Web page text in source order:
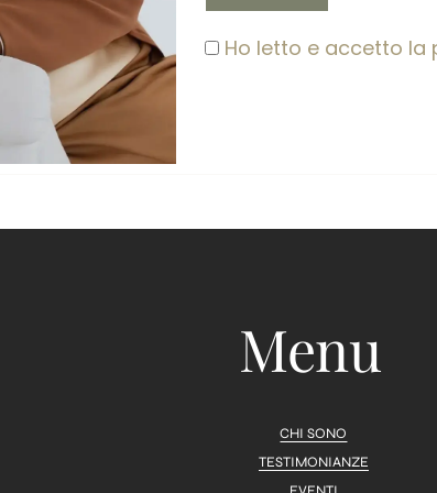
Ho letto e accetto la
Menu
CHI SONO
TESTIMONIANZE